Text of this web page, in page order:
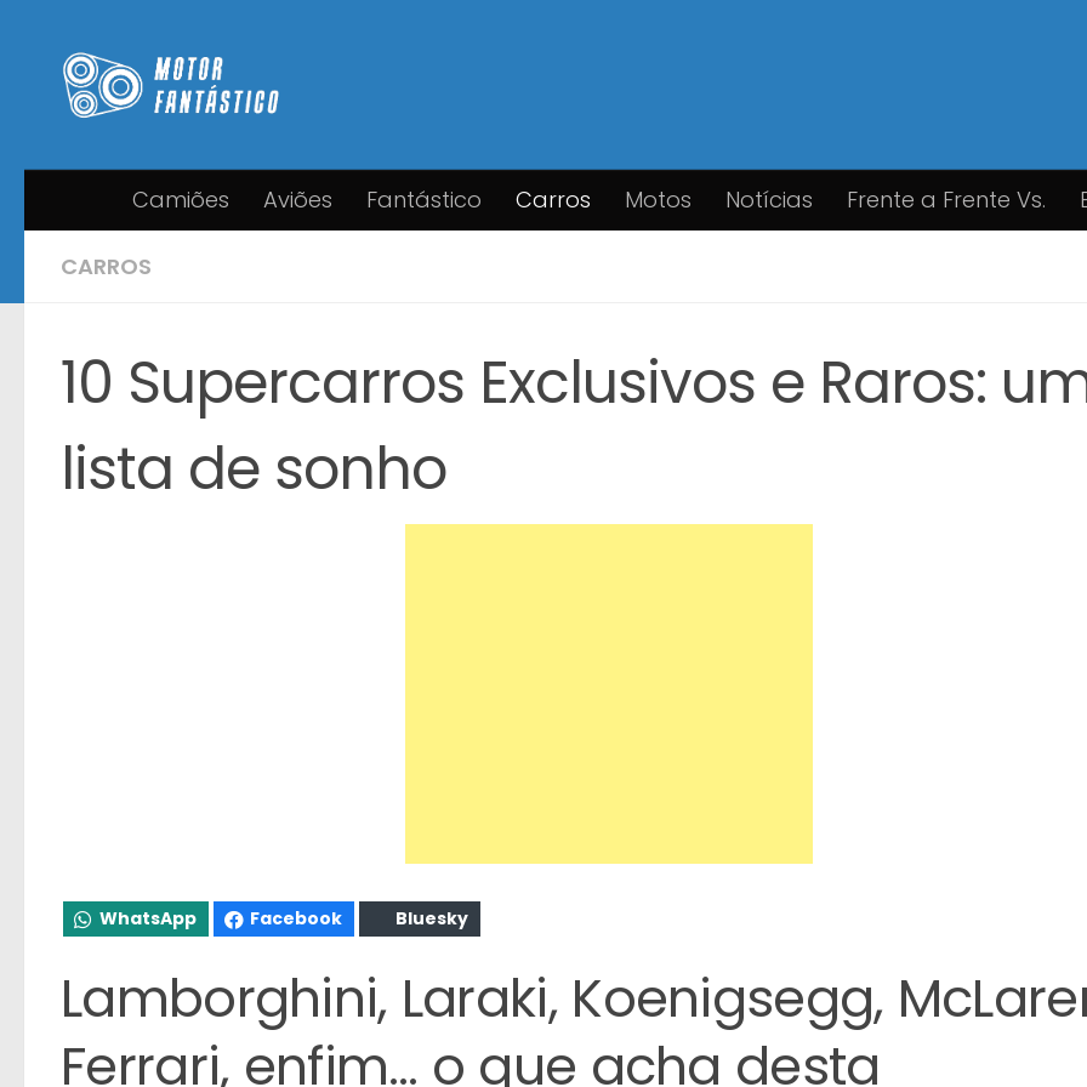
Camiões Aviões Fantástico Carros Motos Notícias Frente a Frente Vs.
CARROS
10 Supercarros Exclusivos e Raros:
lista de sonho
WhatsApp Facebook Bluesky
Lamborghini, Laraki, Koenigsegg,
Ferrari, enfim… o que acha desta